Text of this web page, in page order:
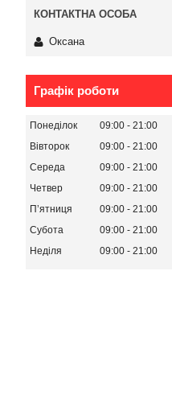
Оксана
Графік роботи
Понеділок 09:00
21:00
Вівторок
09:00
21:00
Середа
09:00
21:00
Четвер
09:00
21:00
Пʼятниця
09:00
21:00
Субота
09:00
21:00
Неділя
09:00 21:00